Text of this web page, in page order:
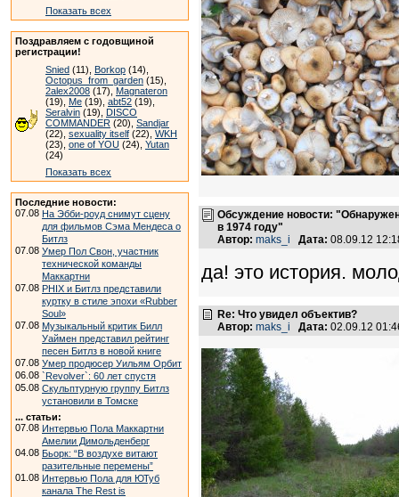
Показать всех
Поздравляем с годовщиной
регистрации!
Snied (11), Borkop (14),
Octopus_from_garden (15),
2alex2008 (17), Magnateron
(19), Me (19), abt52 (19),
Seralvin (19), DISCO
COMMANDER (20), Sandjar
(22), sexuality itself (22), WKH
(23), one of YOU (24), Yutan
(24)
Показать всех
Последние новости:
07.08 На Эбби-роуд снимут сцену
для фильмов Сэма Мендеса о
Битлз
07.08 Умер Пол Свон, участник
технической команды
Маккартни
07.08 PHIX и Битлз представили
куртку в стиле эпохи «Rubber
Soul»
07.08 Музыкальный критик Билл
Уаймен представил рейтинг
песен Битлз в новой книге
07.08 Умер продюсер Уильям Орбит
06.08 `Revolver`: 60 лет спустя
05.08 Скульптурную группу Битлз
установили в Томске
... статьи:
07.08 Интервью Пола Маккартни
Амелии Димольденберг
04.08 Бьорк: “В воздухе витают
разительные перемены”
01.08 Интервью Пола для ЮТуб
канала The Rest is
Обсуждение новости:
в 1974 году"
Автор: maks_i Дата: 08.09.12
да! это история.
Re: Что увидел объектив?
Автор: maks_i Дата: 02.09.12